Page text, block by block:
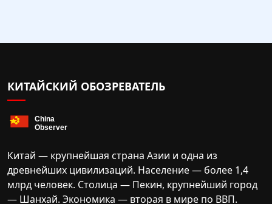
КИТАЙСКИЙ ОБОЗРЕВАТЕЛЬ
Китай — крупнейшая страна Азии и одна из
древнейших цивилизаций. Население — более 1,4
млрд человек. Столица — Пекин, крупнейший город
— Шанхай. Экономика — вторая в мире по ВВП.